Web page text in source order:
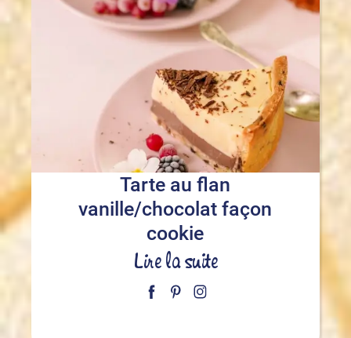
Tarte au flan
vanille/chocolat façon
cookie
Lire la suite